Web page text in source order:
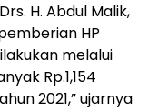
H. Abdul Malik,
HP
melalui
Rp.1,154
2021,” ujarnya